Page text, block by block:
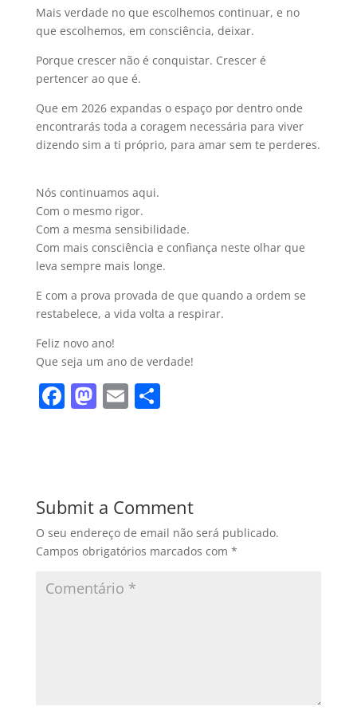
Mais verdade no que escolhemos continuar, e no
que escolhemos, em consciência, deixar.
Porque crescer não é conquistar. Crescer é
pertencer ao que é.
Que em 2026 expandas o espaço por dentro onde
encontrarás toda a coragem necessária para viver
dizendo sim a ti próprio, para amar sem te perderes.
Nós continuamos aqui.
Com o mesmo rigor.
Com a mesma sensibilidade.
Com mais consciência e confiança neste olhar que
leva sempre mais longe.
E com a prova provada de que quando a ordem se
restabelece, a vida volta a respirar.
Feliz novo ano!
Que seja um ano de verdade!
F
b
o
o
M
d
o
n
E S
Submit a Comment
O seu endereço de email não será publicado.
Campos obrigatórios marcados com *